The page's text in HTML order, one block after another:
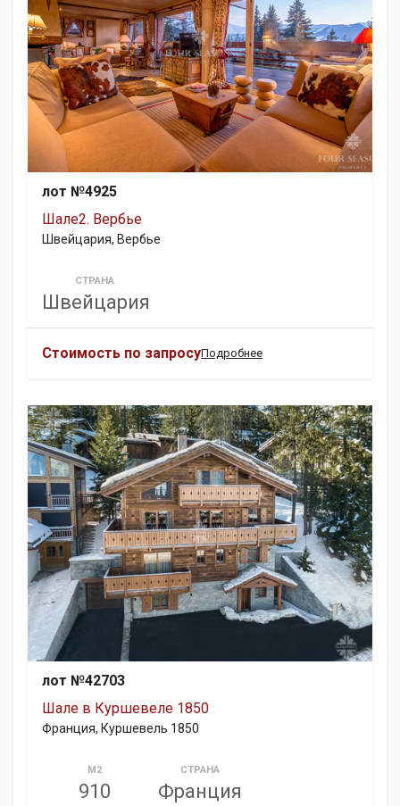
лот №4925
Шале2. Вербье
Швейцария, Вербье
СТРАНА
Швейцария
Стоимость по запросуПодробнее
лот №42703
Шале в Куршевеле 1850
Франция, Куршевель 1850
М2
910
СТРАНА
Франция